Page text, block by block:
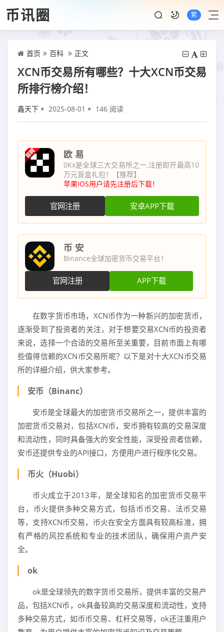
币讯圈 繁
首页 百科 正文
XCN币交易所有哪些？十大XCN币交易
所排行榜介绍！
鑫天下 2025-08-01 146 阅读
欧 易
0Kx是全球三大交易所之一,注册即开最高10
万元盲盒礼包！【推荐】
苹果IOS用户请先注册后下载！
官网注册 安卓APP下载
币 安
Binance全球加密货币交易平台！
官网注册 APP下载
在数字货币市场，XCN币作为一种新兴的加密货币，
逐渐受到了投资者的关注，对于想要交易XCN币的投资者
来说，选择一个合适的交易所至关重要，目前市面上有哪
些值得信赖的XCN币交易所呢？以下是对十大XCN币交易
所的详细介绍，供大家参考。
安币（Binanc）
安币是全球最大的加密货币交易所之一，提供丰富的
加密货币交易对，包括XCN币，安币拥有较高的交易深度
和流动性，同时具备强大的安全性能，深受投资者信赖，
安币还提供专业的API接口，方便用户进行程序化交易。
币火（Huobi）
币火成立于2013年，是全球知名的加密货币交易平
台，币火提供多种交易方式，包括币币交易、法币交易
等，支持XCN币交易，币火在安全方面具有较高标准，拥
有严格的风控系统和专业的技术团队，确保用户资产安
全。
ok
ok是全球领先的数字货币交易所，提供丰富的交易产
品，包括XCN币，ok具备较高的交易深度和流动性，支持
多种交易方式，如币币交易、杠杆交易等，ok还注重用户